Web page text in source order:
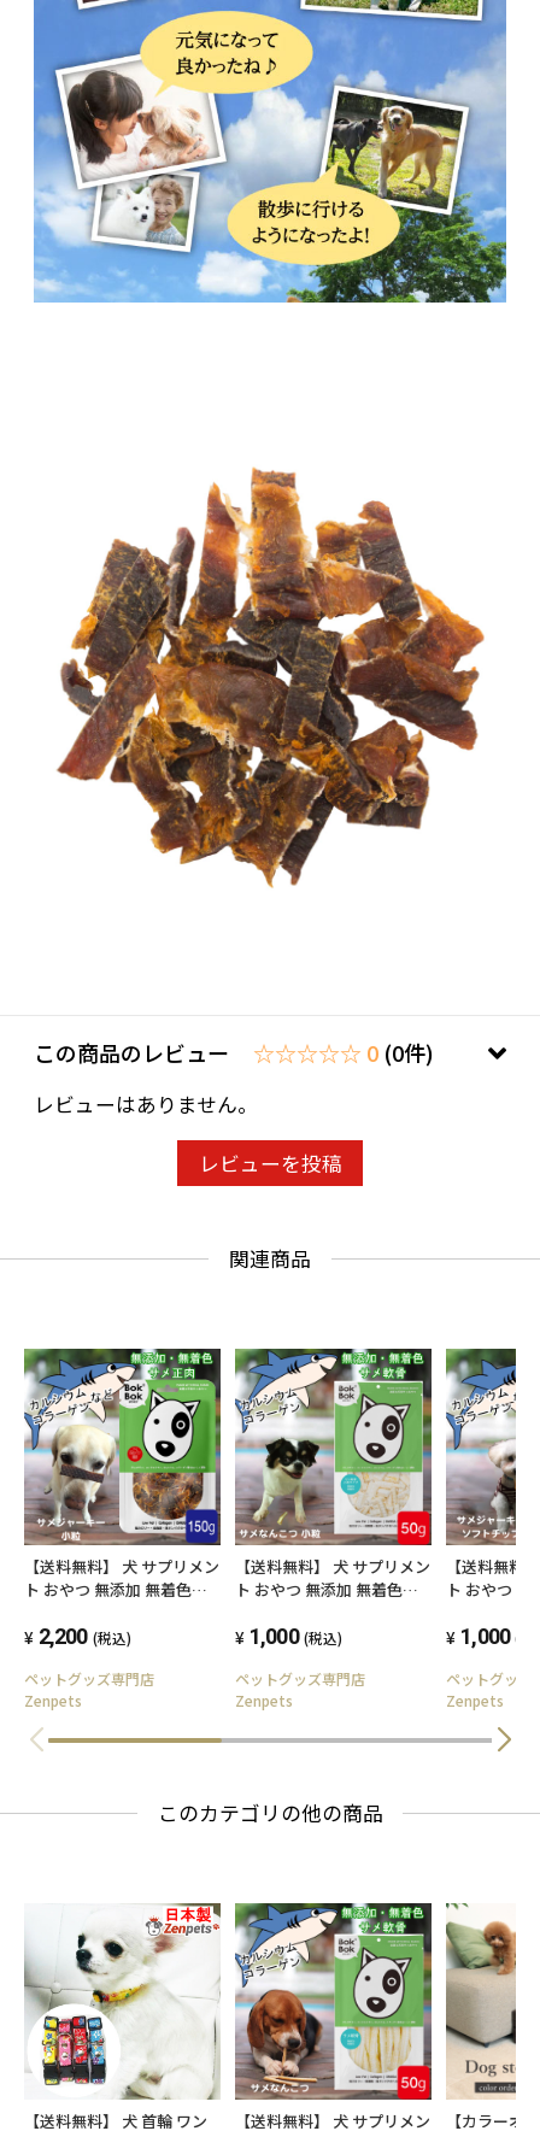
この商品のレビュー ☆☆☆☆☆ 0 (0件)
レビューはありません。
レビューを投稿
関連商品
【送料無料】 犬 サプリメン
ト おやつ 無添加 無着色
粒タイプ 150g ヘルシー 健
2,200 (税込)
ペットグッズ専門店
Zenpets
【送料無料】 犬 サプリメン
ト おやつ 無添加 無着色
お試しサイズ 低脂肪 ヘルシ
1,000 (税込)
ペットグッズ専門店
Zenpets
【送料無料
ト おやつ 無
フトチップ
1,000 (税
ペットグッ
Zenpets
このカテゴリの他の商品
【送料無料】 犬 首輪 ワン 【送料無料】 犬 サプリメン 【カラーオ